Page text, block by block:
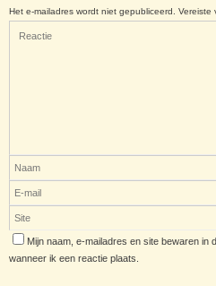
Het e-mailadres wordt niet gepubliceerd. Vereiste
Mijn naam, e-mailadres en site bewaren
wanneer ik een reactie plaats.